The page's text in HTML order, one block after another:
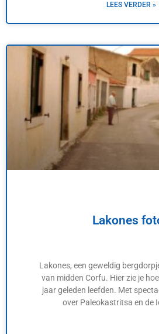
LEES VERDER »
Lakones
Lakones, een geweldig
van midden Corfu. Hier zie je
jaar geleden leefden. Met
over Paleokastritsa en de